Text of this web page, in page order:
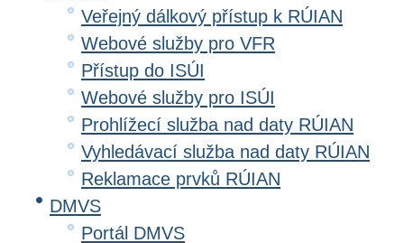
Veřejný dálkový přístup k RÚIAN
Webové služby pro VFR
Přístup do ISÚI
Webové služby pro ISÚI
Prohlížecí služba nad daty RÚIAN
Vyhledávací služba nad daty RÚIAN
Reklamace prvků RÚIAN
DMVS
Portál DMVS